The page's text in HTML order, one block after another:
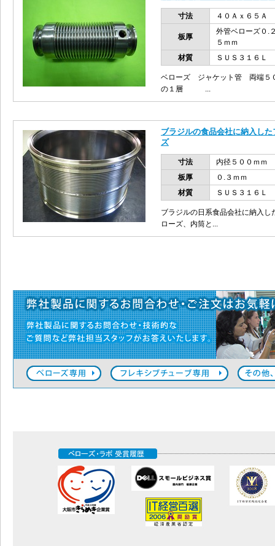
寸法 ４０Ａｘ６５Ａ
板厚
外管ベローズ
５ｍｍ
材質
ＳＵＳ３１６Ｌ
ベローズ ジャケット管 両端５
の１層 ...
ブラジルの食品会社に納入し
ズ
寸法
内径５００ｍｍ
板厚
０.３ｍｍ
材質
ＳＵＳ３１６Ｌ
ブラジルの日系食品会社に納入
ローズ、内筒と...